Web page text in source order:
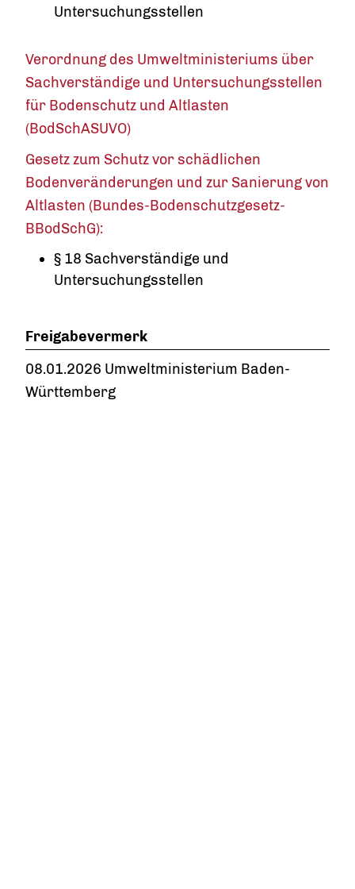
Untersuchungsstellen
Verordnung des Umweltministeriums über
Sachverständige und Untersuchungsstellen
für Bodenschutz und Altlasten
(BodSchASUVO)
Gesetz zum Schutz vor schädlichen
Bodenveränderungen und zur Sanierung von
Altlasten (Bundes-Bodenschutzgesetz-
BBodSchG):
§ 18 Sachverständige und
Untersuchungsstellen
Freigabevermerk
08.01.2026 Umweltministerium Baden-
Württemberg